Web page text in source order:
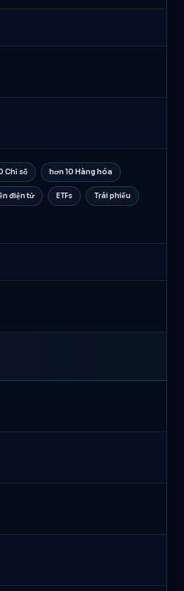
Chỉ số hơn 10 Hàng hóa
điện tử ETFs Trái phiếu